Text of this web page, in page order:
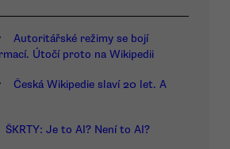
Autoritářské režimy se bojí
Útočí proto na Wikipedii
Česká Wikipedie slaví 20 let. A
ŠKRTY: Je to AI? Není to AI?